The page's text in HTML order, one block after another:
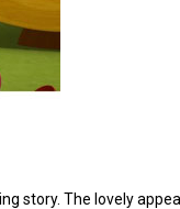
story. The lovely